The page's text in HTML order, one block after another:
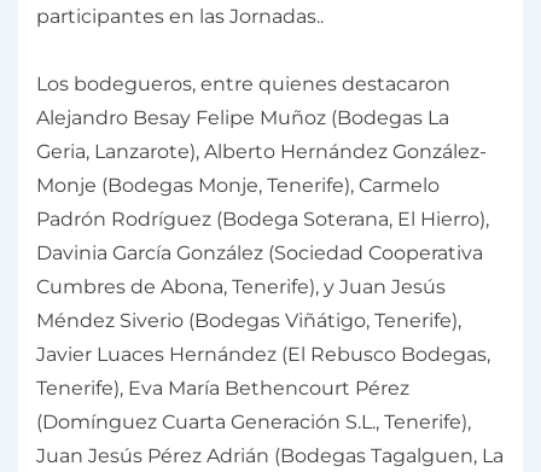
participantes en las Jornadas..
Los bodegueros, entre quienes destacaron
Alejandro Besay Felipe Muñoz (Bodegas La
Geria, Lanzarote), Alberto Hernández González-
Monje (Bodegas Monje, Tenerife), Carmelo
Padrón Rodríguez (Bodega Soterana, El Hierro),
Davinia García González (Sociedad Cooperativa
Cumbres de Abona, Tenerife), y Juan Jesús
Méndez Siverio (Bodegas Viñátigo, Tenerife),
Javier Luaces Hernández (El Rebusco Bodegas,
Tenerife), Eva María Bethencourt Pérez
(Domínguez Cuarta Generación S.L., Tenerife),
Juan Jesús Pérez Adrián (Bodegas Tagalguen, La